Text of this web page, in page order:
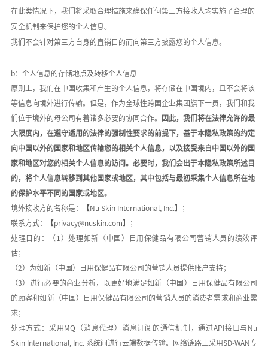
在此类情况下，我们将采取合理措施来确保任何第三方接收人均实施了合理的
安全机制来保护您的个人信息。
我们不会针对第三方自身的直销目的而向第三方披露您的个人信息。
b：个人信息的存储地点及转移个人信息
原则上，我们在中国收集和产生的个人信息，将存储在中国境内，且不会将该
等信息向境外进行传输。但是，作为全球性跨国企业集团旗下一员，我们和我
们位于境外的母公司有着诸多必要的协同合作。 因此，我们将在法律允许的最
大限度内，在遵守适用的法律的强制性要求的前提下，基于本隐私政策的约定
向中国以外的国家和地区传输您的相关个人信息，以及接受来自中国以外的国
家和地区对您的相关个人信息的访问。必要时，我们会出于本隐私政策所述目
的，将个人信息转移到其他国家或地区，其中包括与最初采集个人信息所在地
的保护水平不同的国家或地区。
境外接收方的名称是：【Nu Skin International, Inc. 】；
联系方式：【privacy@nuskin.com】；
处理目的：（ 1 ）处理如新（中国）日用保健品有限公司营销人员的绩效评
估；
（2）为如新（中国）日用保健品有限公司的营销人员提供账户支持；
（3）进行必要的商业分析，以更好地满足如新（中国）日用保健品有限公司
的顾客和如新（中国）日用保健品有限公司的营销人员的消费者需求和商业需
求；
处理方式：采用 MQ （消息代理）消息订阅的通信机制，通过 API接口与 Nu
Skin International, Inc. 系统间进行云端数据传输。网络链路上采用 SD-WAN专